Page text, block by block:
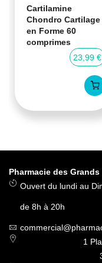
Cartilamine
Chondro Cartilage
en Forme 60
comprimes
23,99 €
Pharmacie des Grands
Ouvert du lundi au
de 8h à 20h
1